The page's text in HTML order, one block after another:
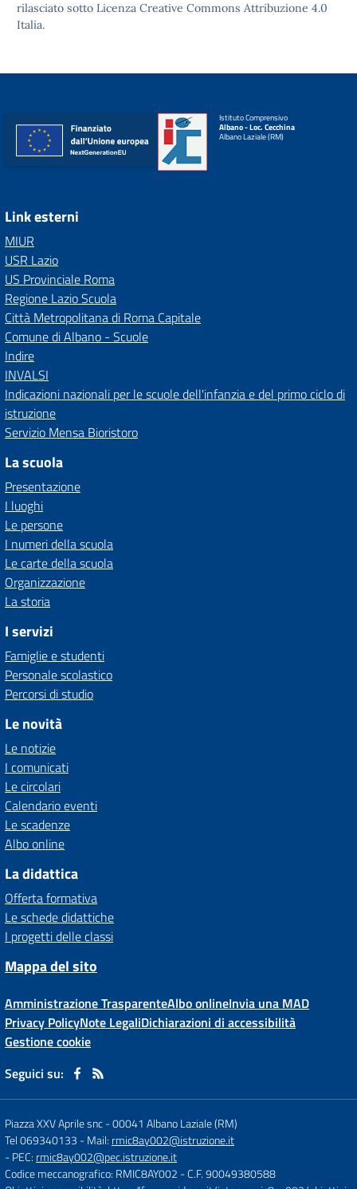
rilasciato sotto Licenza Creative Commons Attribuzione 4.0
Italia.
Istituto Comprensivo
Albano - Loc. Cecchina
Albano Laziale (RM)
Link esterni
MIUR
USR Lazio
US Provinciale Roma
Regione Lazio Scuola
Città Metropolitana di Roma Capitale
Comune di Albano - Scuole
Indire
INVALSI
Indicazioni nazionali per le scuole dell'infanzia e del primo ciclo di
istruzione
Servizio Mensa Bioristoro
La scuola
Presentazione
I luoghi
Le persone
I numeri della scuola
Le carte della scuola
Organizzazione
La storia
I servizi
Famiglie e studenti
Personale scolastico
Percorsi di studio
Le novità
Le notizie
I comunicati
Le circolari
Calendario eventi
Le scadenze
Albo online
La didattica
Offerta formativa
Le schede didattiche
I progetti delle classi
Mappa del sito
Amministrazione TrasparenteAlbo onlineInvia una MAD
Privacy PolicyNote LegaliDichiarazioni di accessibilità
Gestione cookie
Seguici su:
Piazza XXV Aprile snc-00041 Albano Laziale (RM)
Tel 069340133 - Mail: rmic8ay002@istruzione.it
- PEC: rmic8ay002@pec.istruzione.it
Codice meccanografico: RMIC8AY002 - C.F. 90049380588